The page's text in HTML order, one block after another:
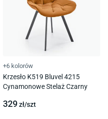
+6 kolorów
Krzesło K519 Bluvel 4215
Cynamonowe Stelaż Czarny
329zł/szt